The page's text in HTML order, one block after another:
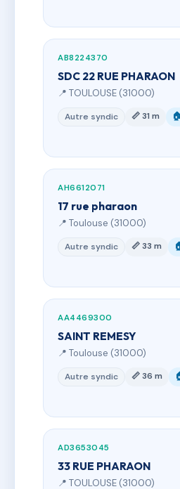
AB8224370
SDC 22 RUE PHARAON
📍 TOULOUSE (31000)
Autre syndic 📏 31 m
AH6612071
17 rue pharaon
📍 Toulouse (31000)
Autre syndic 📏 33 m
AA4469300
SAINT REMESY
📍 Toulouse (31000)
Autre syndic 📏 36 m
AD3653045
33 RUE PHARAON
📍 TOULOUSE (31000)